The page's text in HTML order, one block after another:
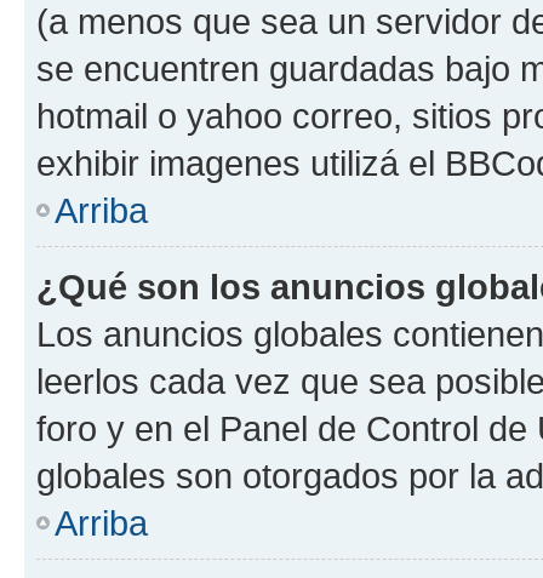
(a menos que sea un servidor
se encuentren guardadas bajo
hotmail o yahoo correo, sitios
exhibir imagenes utilizá el
Arriba
¿Qué son los anuncios
Los anuncios globales
leerlos cada vez que sea
foro y en el Panel de Control
globales son otorgados por la
Arriba